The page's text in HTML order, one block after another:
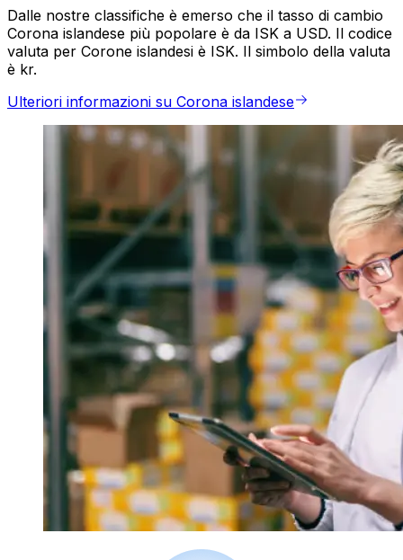
Dalle nostre classifiche è emerso che il tasso di cambio
Corona islandese più popolare è da ISK a USD. Il codice
valuta per Corone islandesi è ISK. Il simbolo della valuta
è kr.
Ulteriori informazioni su Corona islandese